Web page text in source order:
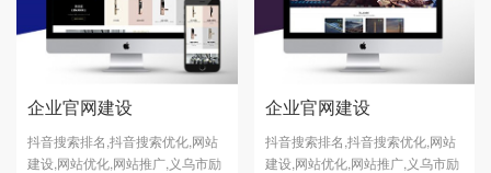
企业官网建设
抖音搜索排名,抖音搜索优化,网站
建设,网站优化,网站推广,义乌市励
企业官网建设
抖音搜索排名,抖音搜索优化,网站
建设,网站优化,网站推广,义乌市励